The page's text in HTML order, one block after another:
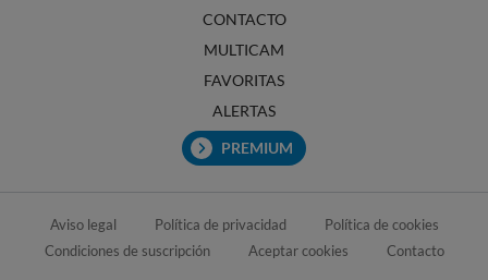
CONTACTO
MULTICAM
FAVORITAS
ALERTAS
PREMIUM
Aviso legal Política de privacidad
Política de cookies
Condiciones de suscripción
Aceptar cookies Contacto